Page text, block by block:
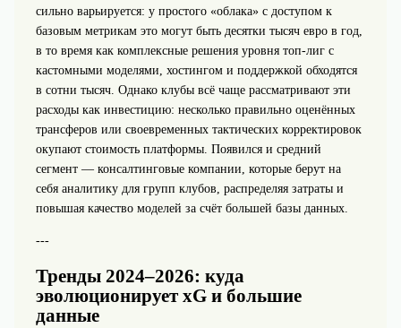
сильно варьируется: у простого «облака» с доступом к
базовым метрикам это могут быть десятки тысяч евро в год,
в то время как комплексные решения уровня топ‑лиг с
кастомными моделями, хостингом и поддержкой обходятся
в сотни тысяч. Однако клубы всё чаще рассматривают эти
расходы как инвестицию: несколько правильно оценённых
трансферов или своевременных тактических корректировок
окупают стоимость платформы. Появился и средний
сегмент — консалтинговые компании, которые берут на
себя аналитику для групп клубов, распределяя затраты и
повышая качество моделей за счёт большей базы данных.
---
Тренды 2024–2026: куда
эволюционирует xG и большие
данные